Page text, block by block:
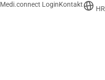
Medi.connect LoginKontakt
HR